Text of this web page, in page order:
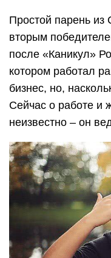
Простой парень из
вторым
после «Каникул»
котором работал
бизнес, но,
Сейчас о работе и
неизвестно – он